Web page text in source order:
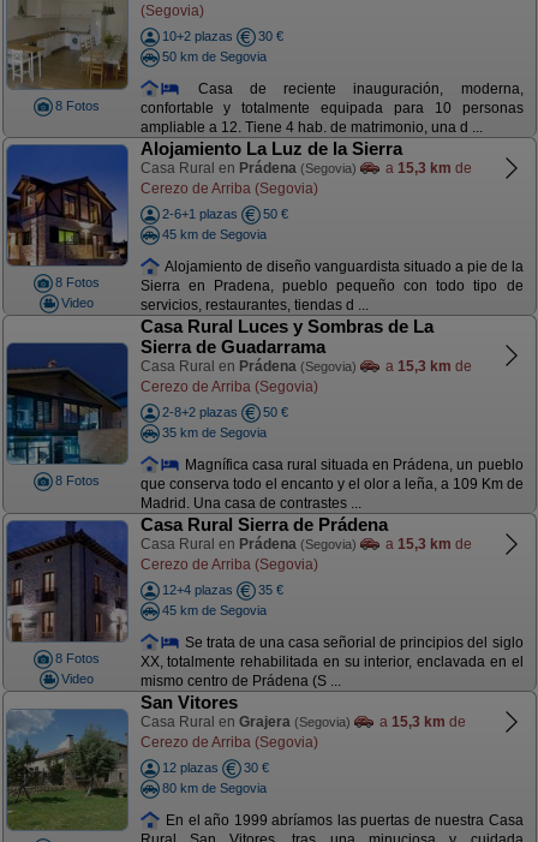
8 Fotos
(Segovia)
10+2 plazas
30 €
50 km de Segovia
Casa de reciente inauguración, moderna,
confortable y totalmente equipada para 10 personas
ampliable a 12. Tiene 4 hab. de matrimonio, una d ...
8 Fotos
Video
Alojamiento La Luz de la Sierra
Casa Rural en Prádena (Segovia) a 15,3 km de
Cerezo de Arriba (Segovia)
2-6+1 plazas
50 €
45 km de Segovia
Alojamiento de diseño vanguardista situado a pie de la
Sierra en Pradena, pueblo pequeño con todo tipo de
servicios, restaurantes, tiendas d ...
8 Fotos
Casa Rural Luces y Sombras de La
Sierra de Guadarrama
Casa Rural en Prádena (Segovia) a 15,3 km de
Cerezo de Arriba (Segovia)
2-8+2 plazas
50 €
35 km de Segovia
Magnífica casa rural situada en Prádena, un pueblo
que conserva todo el encanto y el olor a leña, a 109 Km de
Madrid. Una casa de contrastes ...
8 Fotos
Video
Casa Rural Sierra de Prádena
Casa Rural en Prádena (Segovia) a 15,3 km de
Cerezo de Arriba (Segovia)
12+4 plazas
35 €
45 km de Segovia
Se trata de una casa señorial de principios del siglo
XX, totalmente rehabilitada en su interior, enclavada en el
mismo centro de Prádena (S ...
San Vitores
Casa Rural en Grajera (Segovia) a 15,3 km de
Cerezo de Arriba (Segovia)
12 plazas
30 €
80 km de Segovia
En el año 1999 abríamos las puertas de nuestra Casa